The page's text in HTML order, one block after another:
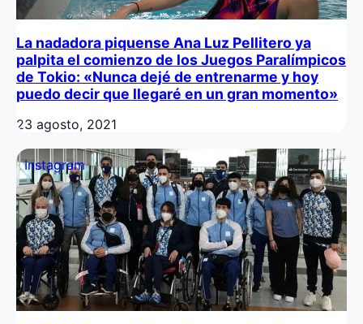
La nadadora piquense Ana Luz Pellitero ya
palpita el comienzo de los Juegos Paralímpicos
de Tokio: «Nunca dejé de entrenarme y hoy
puedo decir que llegaré en un gran momento»
23 agosto, 2021
Instagram